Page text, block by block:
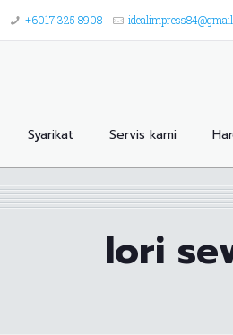
+6017 325 8908
Syarikat Servis kami
lori